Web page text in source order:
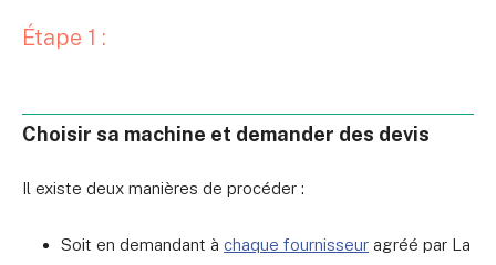
Étape 1 :
Choisir sa machine et demander des devis
Il existe deux manières de procéder :
Soit en demandant à chaque fournisseur agréé par La